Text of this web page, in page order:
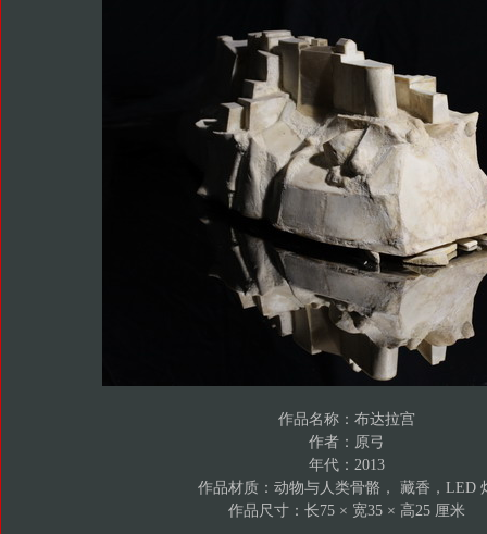
作品名称：布达拉宫
作者：原弓
年代：2013
作品材质：动物与人类骨骼， 藏香，LED
作品尺寸：长75 × 宽35 × 高25 厘米